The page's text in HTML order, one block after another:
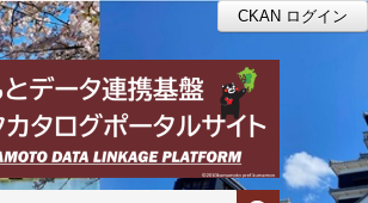
CKAN ログイン